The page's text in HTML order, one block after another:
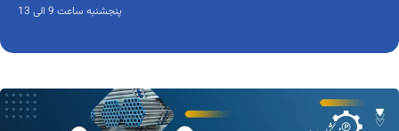
پنجشنبه ساعت 9 الی 13